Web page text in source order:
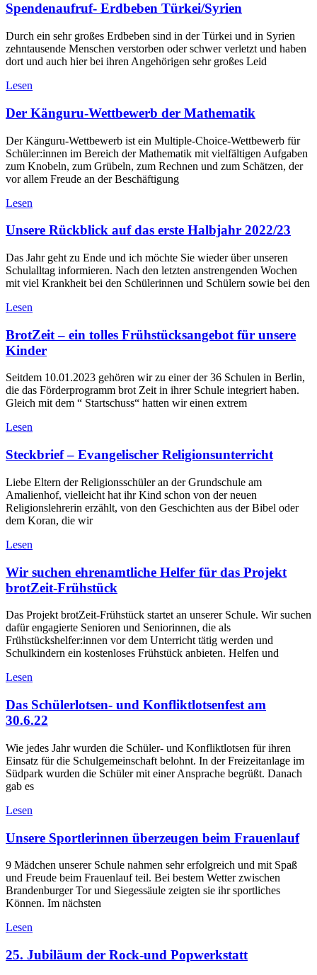
Spendenaufruf- Erdbeben Türkei/Syrien
Durch ein sehr großes Erdbeben sind in der Türkei und in Syrien
zehntausende Menschen verstorben oder schwer verletzt und haben
dort und auch hier bei ihren Angehörigen sehr großes Leid
Lesen
Der Känguru-Wettbewerb der Mathematik
Der Känguru-Wettbewerb ist ein Multiple-Choice-Wettbewerb für
Schüler:innen im Bereich der Mathematik mit vielfältigen Aufgaben
zum Knobeln, zum Grübeln, zum Rechnen und zum Schätzen, der
vor allem Freude an der Beschäftigung
Lesen
Unsere Rückblick auf das erste Halbjahr 2022/23
Das Jahr geht zu Ende und ich möchte Sie wieder über unseren
Schulalltag informieren. Nach den letzten anstrengenden Wochen
mit viel Krankheit bei den Schülerinnen und Schülern sowie bei den
Lesen
BrotZeit – ein tolles Frühstücksangebot für unsere
Kinder
Seitdem 10.01.2023 gehören wir zu einer der 36 Schulen in Berlin,
die das Förderprogramm brot Zeit in ihrer Schule integriert haben.
Gleich mit dem “ Startschuss“ hatten wir einen extrem
Lesen
Steckbrief – Evangelischer Religionsunterricht
Liebe Eltern der Religionsschüler an der Grundschule am
Amalienhof, vielleicht hat ihr Kind schon von der neuen
Religionslehrerin erzählt, von den Geschichten aus der Bibel oder
dem Koran, die wir
Lesen
Wir suchen ehrenamtliche Helfer für das Projekt
brotZeit-Frühstück
Das Projekt brotZeit-Frühstück startet an unserer Schule. Wir suchen
dafür engagierte Senioren und Seniorinnen, die als
Frühstückshelfer:innen vor dem Unterricht tätig werden und
Schulkindern ein kostenloses Frühstück anbieten. Helfen und
Lesen
Das Schülerlotsen- und Konfliktlotsenfest am
30.6.22
Wie jedes Jahr wurden die Schüler- und Konfliktlotsen für ihren
Einsatz für die Schulgemeinschaft belohnt. In der Freizeitanlage im
Südpark wurden die Schüler mit einer Ansprache begrüßt. Danach
gab es
Lesen
Unsere Sportlerinnen überzeugen beim Frauenlauf
9 Mädchen unserer Schule nahmen sehr erfolgreich und mit Spaß
und Freude beim Frauenlauf teil. Bei bestem Wetter zwischen
Brandenburger Tor und Siegessäule zeigten sie ihr sportliches
Können. Im nächsten
Lesen
25. Jubiläum der Rock-und Popwerkstatt